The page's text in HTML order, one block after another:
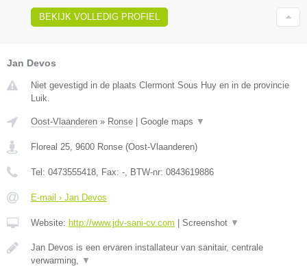
BEKIJK VOLLEDIG PROFIEL
Jan Devos
Niet gevestigd in de plaats Clermont Sous Huy en in de provincie
Luik.
Oost-Vlaanderen » Ronse Google maps ▼
Floreal 25 9600 Ronse (Oost-Vlaanderen)
Tel: 0473555418 , Fax: - , BTW-nr: 0843619886
E-mail › Jan Devos
Website: http://www.jdv-sani-cv.com Screenshot ▼
Jan Devos is een ervaren installateur van sanitair, centrale
verwarming,
▼